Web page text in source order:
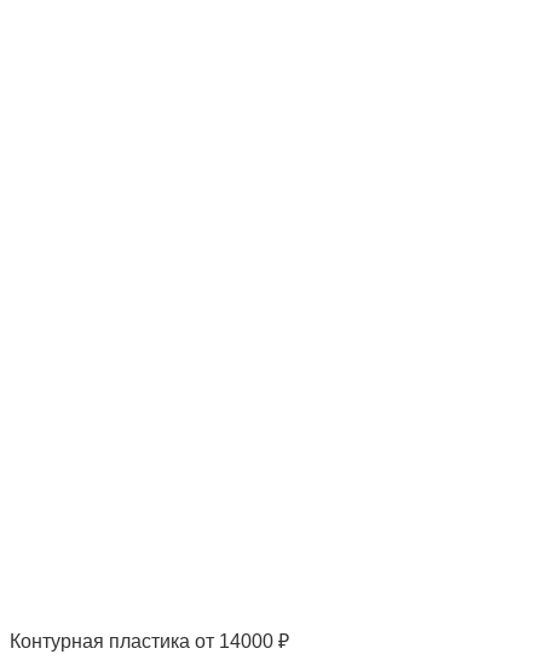
Контурная пластика от 14000 ₽